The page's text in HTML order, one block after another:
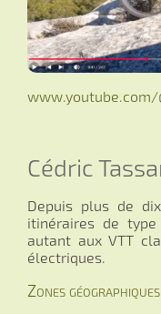
www.youtube.com/
Cédric
Depuis plus de
itinéraires de type
autant aux VTT
électriques.
Zones géographiques